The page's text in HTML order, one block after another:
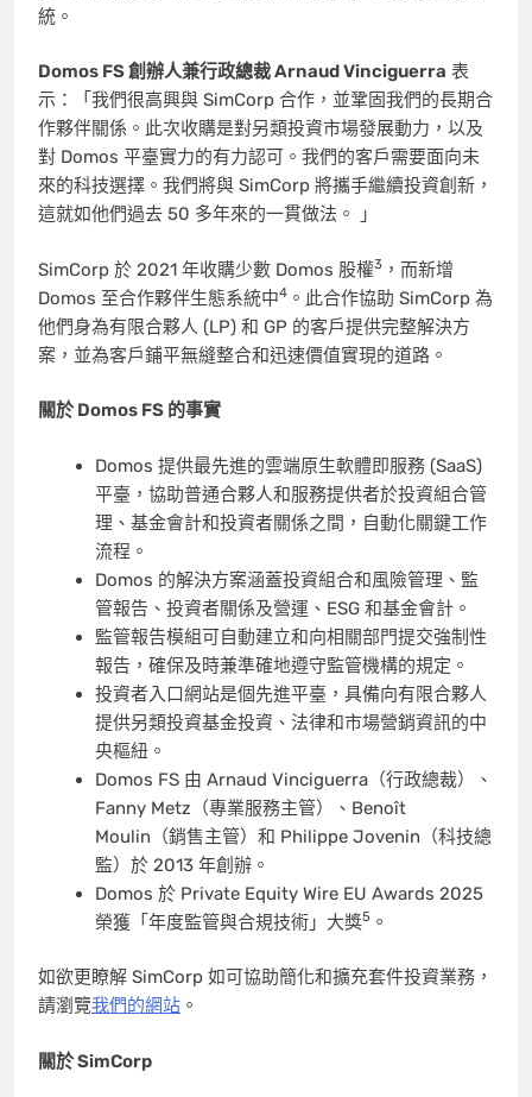
統。
Domos FS 創辦人兼行政總裁Arnaud Vinciguerra 表
示：「我們很高興與 SimCorp 合作，並鞏固我們的長期合
作夥伴關係。此次收購是對另類投資市場發展動力，以及
對 Domos 平臺實力的有力認可。我們的客戶需要面向未
來的科技選擇。我們將與 SimCorp 將攜手繼續投資創新，
這就如他們過去 50 多年來的一貫做法。 」
SimCorp 於 2021 年收購少數 Domos 股權3 ，而新增
Domos 至合作夥伴生態系統中4 。此合作協助 SimCorp 為
他們身為有限合夥人 (LP) 和 GP 的客戶提供完整解決方
案，並為客戶鋪平無縫整合和迅速價值實現的道路。
關於 Domos FS 的事實
Domos 提供最先進的雲端原生軟體即服務 (SaaS)
平臺，協助普通合夥人和服務提供者於投資組合管
理、基金會計和投資者關係之間，自動化關鍵工作
流程。
Domos 的解決方案涵蓋投資組合和風險管理、監
管報告、投資者關係及營運、ESG 和基金會計。
監管報告模組可自動建立和向相關部門提交強制性
報告，確保及時兼準確地遵守監管機構的規定。
投資者入口網站是個先進平臺，具備向有限合夥人
提供另類投資基金投資、法律和市場營銷資訊的中
央樞紐。
Domos FS 由 Arnaud Vinciguerra（行政總裁）、
Fanny Metz（專業服務主管）、Benoît
Moulin（銷售主管）和 Philippe Jovenin（科技總
監）於 2013 年創辦。
Domos 於 Private Equity Wire EU Awards 2025
榮獲「年度監管與合規技術」大獎5 。
如欲更瞭解 SimCorp 如可協助簡化和擴充套件投資業務，
請瀏覽我們的網站 。
關於 SimCorp